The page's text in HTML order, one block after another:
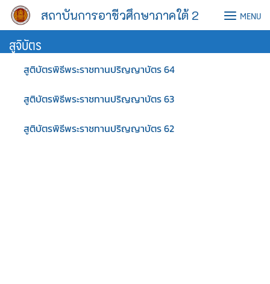
Skip
content
สถาบันการอาชีวศึกษาภาคใต้ 2 MENU
สูจิบัตร
สูติบัตรพิธีพระราชทานปริญญาบัตร 64
สูติบัตรพิธีพระราชทานปริญญาบัตร 63
สูติบัตรพิธีพระราชทานปริญญาบัตร 62